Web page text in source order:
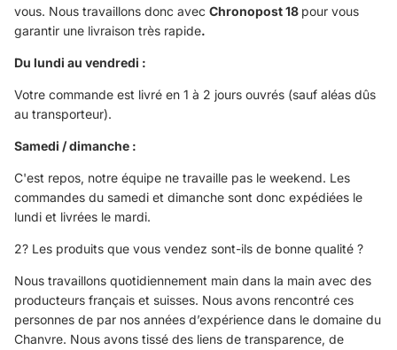
vous. Nous travaillons donc avec Chronopost 18 pour vous
garantir une livraison très rapide.
Du lundi au vendredi :
Votre commande est livré en 1 à 2 jours ouvrés (sauf aléas dûs
au transporteur).
Samedi / dimanche :
C'est repos, notre équipe ne travaille pas le weekend. Les
commandes du samedi et dimanche sont donc expédiées le
lundi et livrées le mardi.
2? Les produits que vous vendez sont-ils de bonne qualité ?
Nous travaillons quotidiennement main dans la main avec des
producteurs français et suisses. Nous avons rencontré ces
personnes de par nos années d’expérience dans le domaine du
Chanvre. Nous avons tissé des liens de transparence, de